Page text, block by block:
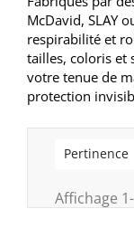
McDavid, SLAY
respirabilité et
tailles, coloris et
votre tenue de
protection
Pertinence
Affichage